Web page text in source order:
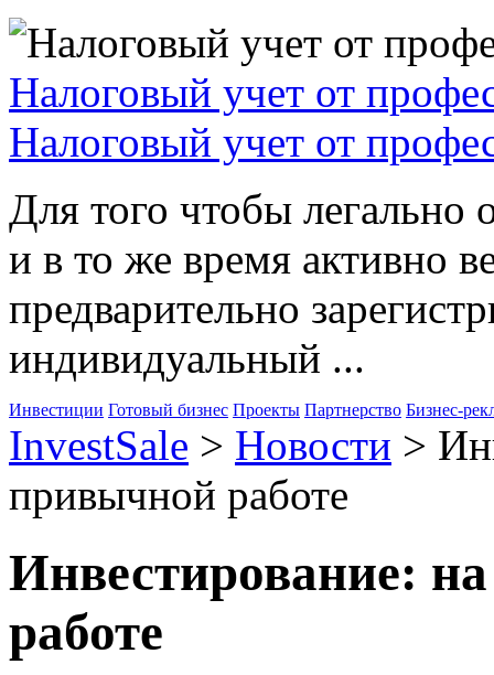
Налоговый учет от
Налоговый учет от
Для того чтобы легально
и в то же время активно
предварительно
индивидуальный ...
Инвестиции Готовый бизнес Проекты Партнерство Бизнес-
InvestSale > Новости >
привычной работе
Инвестирование:
работе